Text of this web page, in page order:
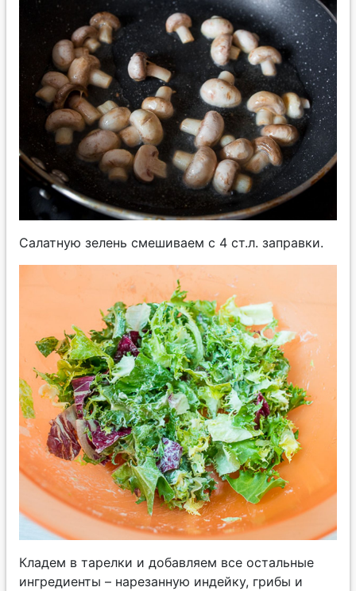
Салатную зелень смешиваем с 4 ст.л. заправки.
Кладем в тарелки и добавляем все остальные
ингредиенты – нарезанную индейку, грибы и